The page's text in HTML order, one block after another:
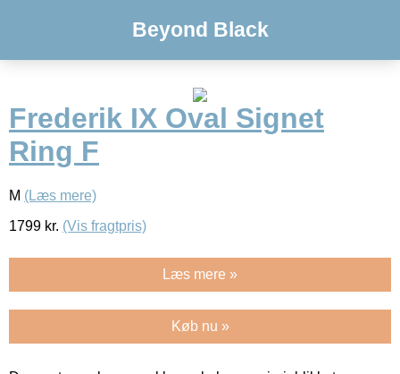
Beyond Black
Frederik IX Oval Signet
Ring F
M (Læs mere)
1799 kr. (Vis fragtpris)
Læs mere »
Køb nu »